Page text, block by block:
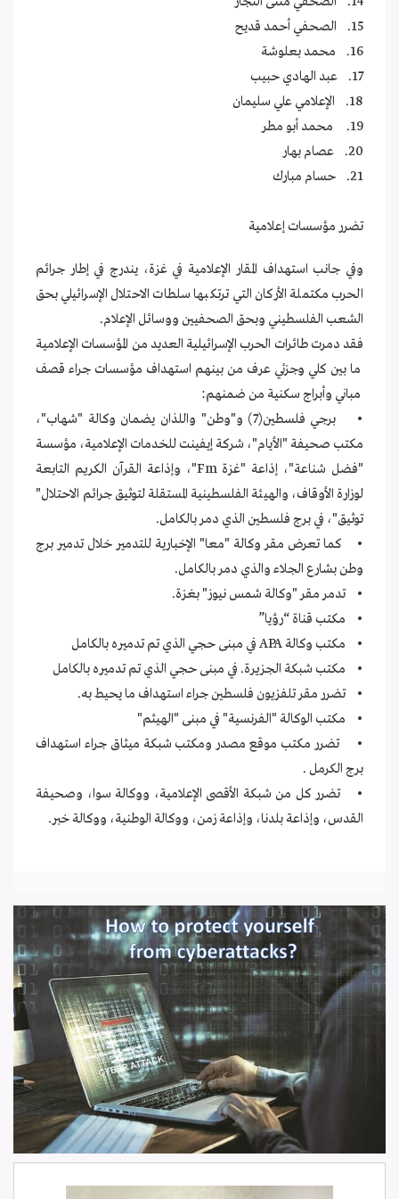
15. الصحفي أحمد قديح
16. محمد بعلوشة
17. عبد الهادي حبيب
18. الإعلامي علي سليمان
19. محمد أبو مطر
20. عصام بهار
21. حسام مبارك
تضرر مؤسسات إعلامية
وفي جانب استهداف المقار الإعلامية في غزة، يندرج في إطار جرائم
الحرب مكتملة الأركان التي ترتكبها سلطات الاحتلال الإسرائيلي بحق
الشعب الفلسطيني وبحق الصحفيين ووسائل الإعلام.
فقد دمرت طائرات الحرب الإسرائيلية العديد من المؤسسات الإعلامية
ما بين كلي وجزئي عرف من بينهم استهداف مؤسسات جراء قصف
مباني وأبراج سكنية من ضمنهم:
• برجي فلسطين(7) و"وطن" واللذان يضمان وكالة "شهاب"،
مكتب صحيفة "الأيام"، شركة إيفينت للخدمات الإعلامية، مؤسسة
"فضل شناعة"، إذاعة "غزة Fm"، وإذاعة القرآن الكريم التابعة
لوزارة الأوقاف، والهيئة الفلسطينية المستقلة لتوثيق جرائم الاحتلال"
توثيق"، في برج فلسطين الذي دمر بالكامل.
• كما تعرض مقر وكالة "معا" الإخبارية للتدمير خلال تدمير برج
وطن بشارع الجلاء والذي دمر بالكامل.
• تدمر مقر "وكالة شمس نيوز" بغزة.
• مكتب قناة “رؤيا”
• مكتب وكالة APA في مبنى حجي الذي تم تدميره بالكامل
• مكتب شبكة الجزيرة. في مبنى حجي الذي تم تدميره بالكامل
• تضرر مقر تلفزيون فلسطين جراء استهداف ما يحيط به.
• مكتب الوكالة "الفرنسية" في مبنى "الهيثم"
• تضرر مكتب موقع مصدر ومكتب شبكة ميثاق جراء استهداف
برج الكرمل .
• تضرر كل من شبكة الأقصى الإعلامية، ووكالة سوا، وصحيفة
القدس، وإذاعة بلدنا، وإذاعة زمن، ووكالة الوطنية، ووكالة خبر.